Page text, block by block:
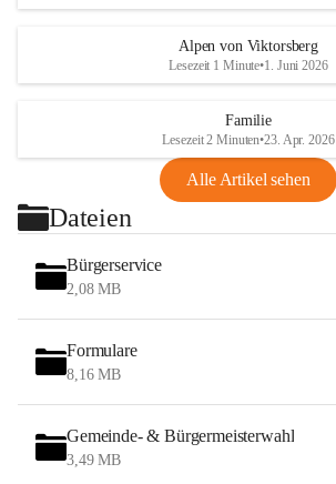
Alpen von Viktorsberg
Lesezeit 1 Minute•1. Juni 2026
Familie
Lesezeit 2 Minuten•23. Apr. 2026
Alle Artikel sehen
Dateien
Bürgerservice
2,08 MB
Formulare
8,16 MB
Gemeinde- & Bürgermeisterwahl
3,49 MB